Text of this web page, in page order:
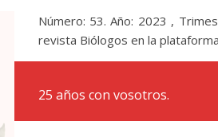
Número: 53. Año: 2023 ,
revista Biólogos en la plataforma
25 años con vosotros.